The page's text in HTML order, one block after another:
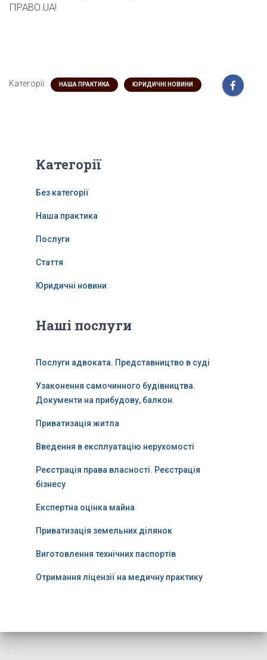
ПРАВО.UA!
Категорії: НАША ПРАКТИКА ЮРИДИЧНІ НОВИНИ
Категорії
Без категорії
Наша практика
Послуги
Стаття
Юридичні новини
Наші послуги
Послуги адвоката. Представництво в суді
Узаконення самочинного будівництва.
Документи на прибудову, балкон.
Приватизація житла
Введення в експлуатацію нерухомості
Реєстрація права власності. Реєстрація
бізнесу
Експертна оцінка майна
Приватизація земельних ділянок
Виготовлення технічних паспортів
Отримання ліцензії на медичну практику